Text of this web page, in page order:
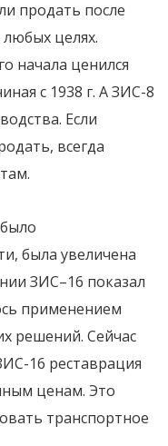
продать после
целях.
начала ценился
с 1938 г. А ЗИС-8
Если
всегда
была увеличена
ЗИС–16 показал
применением
решений. Сейчас
16 реставрация
ценам. Это
транспортное